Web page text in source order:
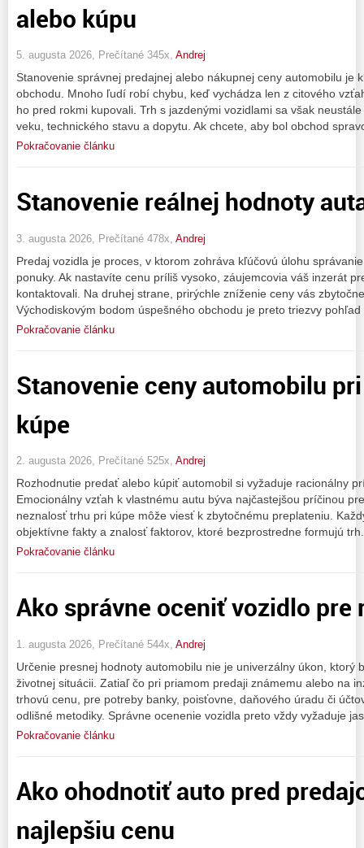
alebo kúpu
5. augusta 2026, Prečítané 345x, Andrej
Stanovenie správnej predajnej alebo nákupnej ceny automobilu je
obchodu. Mnoho ľudí robí chybu, keď vychádza len z citového
ho pred rokmi kupovali. Trh s jazdenými vozidlami sa však
veku, technického stavu a dopytu. Ak chcete, aby bol obchod
Pokračovanie článku
Stanovenie reálnej hodnoty
3. augusta 2026, Prečítané 478x, Andrej
Predaj vozidla je proces, v ktorom zohráva kľúčovú úlohu
ponuky. Ak nastavíte cenu príliš vysoko, záujemcovia váš inzerát
kontaktovali. Na druhej strane, prirýchle zníženie ceny vás
Východiskovým bodom úspešného obchodu je preto triezvy
Pokračovanie článku
Stanovenie ceny automobilu
kúpe
2. augusta 2026, Prečítané 525x, Andrej
Rozhodnutie predať alebo kúpiť automobil si vyžaduje racionálny
Emocionálny vzťah k vlastnému autu býva najčastejšou príčinou
neznalosť trhu pri kúpe môže viesť k zbytočnému preplateniu.
objektívne fakty a znalosť faktorov, ktoré bezprostredne formujú
Pokračovanie článku
Ako správne oceniť vozidlo pre
1. augusta 2026, Prečítané 544x, Andrej
Určenie presnej hodnoty automobilu nie je univerzálny úkon, ktorý
životnej situácii. Zatiaľ čo pri priamom predaji známemu alebo na
trhovú cenu, pre potreby banky, poisťovne, daňového úradu či
odlišné metodiky. Správne ocenenie vozidla preto vždy vyžaduje
Pokračovanie článku
Ako ohodnotiť auto pred
najlepšiu cenu